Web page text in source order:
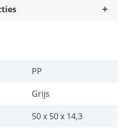
PP
Grijs
50 x 50 x 14,3